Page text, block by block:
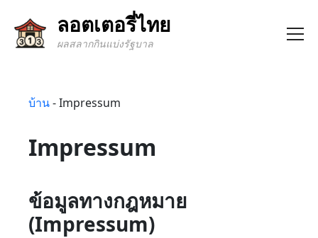
ลอตเตอรี่ไทย
ผลสลากกินแบ่งรัฐบาล
บ้าน-Impressum
Impressum
ข้อมูลทางกฎหมาย
(Impressum)